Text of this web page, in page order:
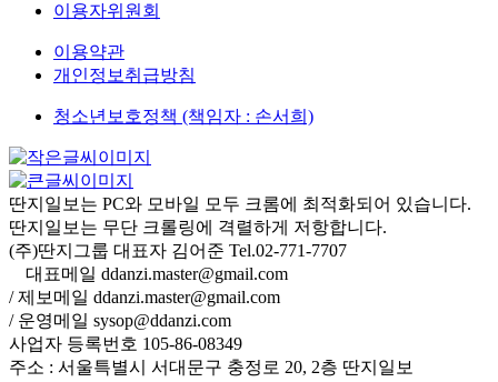
이용자위원회
이용약관
개인정보취급방침
청소년보호정책 (책임자 : 손서희)
딴지일보는 PC와 모바일 모두 크롬에 최적화되어 있습니다.
딴지일보는 무단 크롤링에 격렬하게 저항합니다.
(주)딴지그룹 대표자 김어준 Tel.02-771-7707
대표메일 ddanzi.master@gmail.com
/ 제보메일 ddanzi.master@gmail.com
/ 운영메일 sysop@ddanzi.com
사업자 등록번호 105-86-08349
주소 : 서울특별시 서대문구 충정로 20, 2층 딴지일보